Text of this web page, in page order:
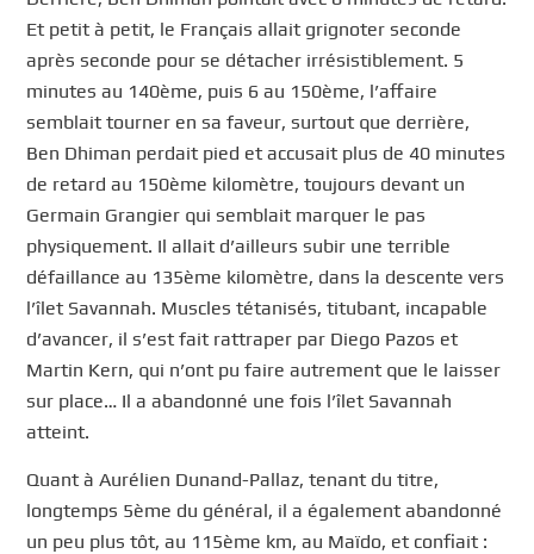
Et petit à petit, le Français allait grignoter seconde
après seconde pour se détacher irrésistiblement. 5
minutes au 140ème, puis 6 au 150ème, l’affaire
semblait tourner en sa faveur, surtout que derrière,
Ben Dhiman perdait pied et accusait plus de 40 minutes
de retard au 150ème kilomètre, toujours devant un
Germain Grangier qui semblait marquer le pas
physiquement. Il allait d’ailleurs subir une terrible
défaillance au 135ème kilomètre, dans la descente vers
l’îlet Savannah. Muscles tétanisés, titubant, incapable
d’avancer, il s’est fait rattraper par Diego Pazos et
Martin Kern, qui n’ont pu faire autrement que le laisser
sur place… Il a abandonné une fois l’îlet Savannah
atteint.
Quant à Aurélien Dunand-Pallaz, tenant du titre,
longtemps 5ème du général, il a également abandonné
un peu plus tôt, au 115ème km, au Maïdo, et confiait :